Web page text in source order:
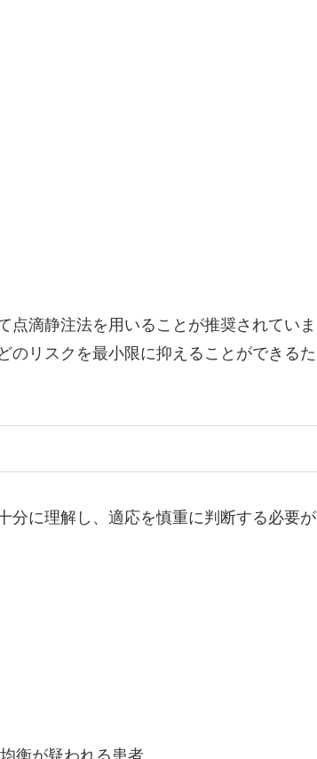
点滴静注法を用いることが推奨されていま
のリスクを最小限に抑えることができるた
分に理解し、適応を慎重に判断する必要が
衡が疑われる患者